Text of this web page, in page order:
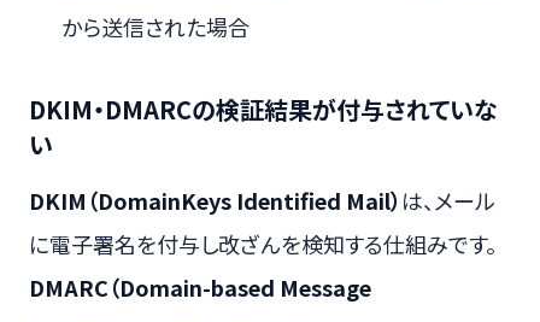
から送信された場合
DKIM・DMARCの検証結果が付与されていな
い
DKIM（DomainKeys Identified Mail） は、メール
に電子署名を付与し改ざんを検知する仕組みです。
DMARC（Domain-based Message